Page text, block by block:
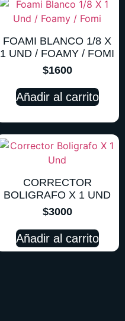
FOAMI BLANCO 1/8 X
1 UND / FOAMY / FOMI
$1600
Añadir al carrito
CORRECTOR
BOLIGRAFO X 1 UND
$3000
Añadir al carrito